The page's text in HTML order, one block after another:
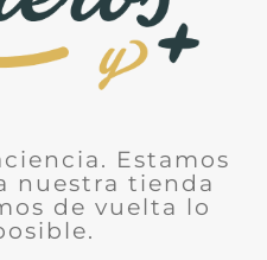
Estamos
nuestra tienda
de vuelta lo